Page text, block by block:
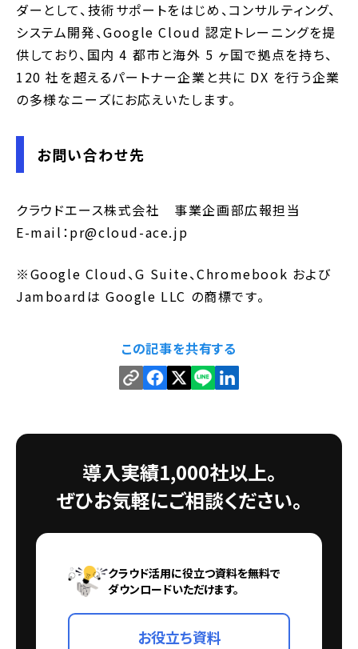
ダーとして、技術サポートをはじめ、コンサルティング、
システム開発、Google Cloud 認定トレーニングを提
供しており、国内 4 都市と海外 5 ヶ国で拠点を持ち、
120 社を超えるパートナー企業と共に DX を行う企業
の多様なニーズにお応えいたします。
お問い合わせ先
クラウドエース株式会社 事業企画部広報担当
E-mail：pr@cloud-ace.jp
※Google Cloud、G Suite、Chromebook および
Jamboardは Google LLC の商標です。
この記事を共有する
導入実績1,000社以上。
ぜひお気軽にご相談ください。
クラウド活用に役立つ資料を無料で
ダウンロードいただけます。
お役立ち資料